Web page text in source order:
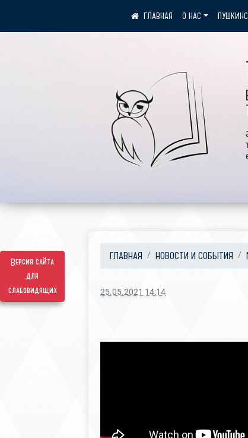
Версия сайта
для
слабовидящих
О НАС
ГЛАВНАЯ НОВОСТИ И СОБЫТИЯ
25.05.2021 14:14